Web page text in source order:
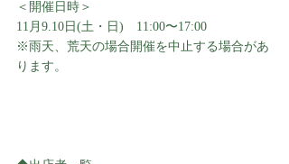
＜開催日時＞
11月9.10日(土・日)　11:00〜17:00
※雨天、荒天の場合開催を中止する場合があ
ります。